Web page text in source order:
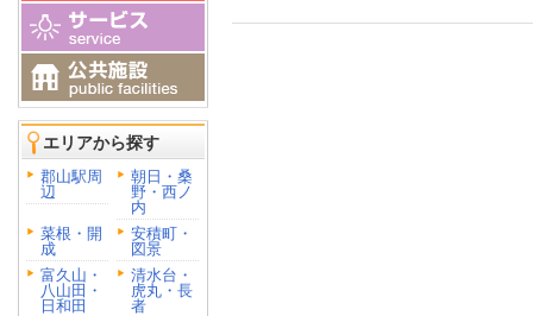
エリアから探す
郡山駅周
辺
朝日・桑
野・西ノ
内
菜根・開
成
安積町・
図景
富久山・
八山田・
日和田
清水台・
虎丸・長
者